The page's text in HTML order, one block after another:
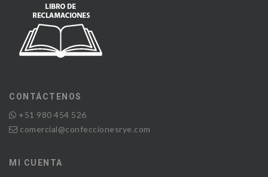
CONTÁCTENOS
+51 980 454 526
comercial@confeccionesrye.com
MI CUENTA